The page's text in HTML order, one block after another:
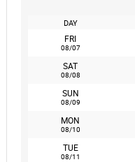
DAY
FRI
08/07
SAT
08/08
SUN
08/09
MON
08/10
TUE
08/11